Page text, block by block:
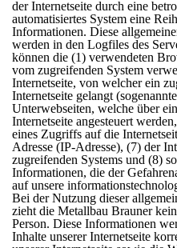
der Internetseite durch eine
automatisiertes System eine
Informationen. Diese
werden in den Logfiles des
können die (1) verwendeten
vom zugreifenden System
Internetseite, von welcher ein
Internetseite gelangt
Unterwebseiten, welche über
Internetseite angesteuert
eines Zugriffs auf die
Adresse (IP-Adresse), (7) der
zugreifenden Systems und (8)
Informationen, die der
auf unsere
Bei der Nutzung dieser
zieht die Metallbau Brauner
Person. Diese Informationen
Inhalte unserer Internetseite